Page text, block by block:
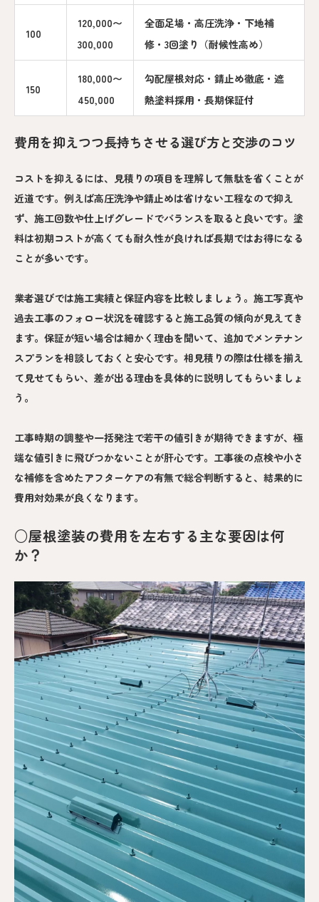
100
120,000〜
300,000
全面足場・高圧洗浄・下地補
修・3回塗り（耐候性高め）
150
180,000〜
450,000
勾配屋根対応・錆止め徹底・遮
熱塗料採用・長期保証付
費用を抑えつつ長持ちさせる選び方と交渉のコツ
コストを抑えるには、見積りの項目を理解して無駄を省くことが
近道です。例えば高圧洗浄や錆止めは省けない工程なので抑え
ず、施工回数や仕上げグレードでバランスを取ると良いです。塗
料は初期コストが高くても耐久性が良ければ長期ではお得になる
ことが多いです。
業者選びでは施工実績と保証内容を比較しましょう。施工写真や
過去工事のフォロー状況を確認すると施工品質の傾向が見えてき
ます。保証が短い場合は細かく理由を聞いて、追加でメンテナン
スプランを相談しておくと安心です。相見積りの際は仕様を揃え
て見せてもらい、差が出る理由を具体的に説明してもらいましょ
う。
工事時期の調整や一括発注で若干の値引きが期待できますが、極
端な値引きに飛びつかないことが肝心です。工事後の点検や小さ
な補修を含めたアフターケアの有無で総合判断すると、結果的に
費用対効果が良くなります。
○屋根塗装の費用を左右する主な要因は何
か？